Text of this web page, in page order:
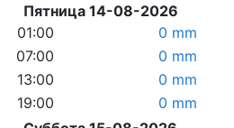
Пятница 14-08-2026
01:00
0 mm
07:00
0 mm
13:00
0 mm
19:00
0 mm